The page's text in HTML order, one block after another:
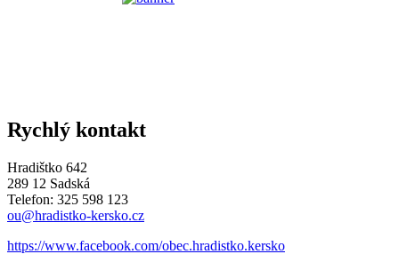
Rychlý kontakt
Hradištko 642
289 12 Sadská
Telefon: 325 598 123
ou@hradistko-kersko.cz
https://www.facebook.com/obec.hradistko.kersko